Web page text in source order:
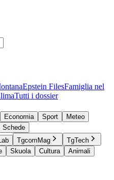
Epstein FilesFamiglia nel
Tutti i dossier
Economia Sport
Meteo
Schede
TgcomMag
TgTech
Skuola Cultura
Animali